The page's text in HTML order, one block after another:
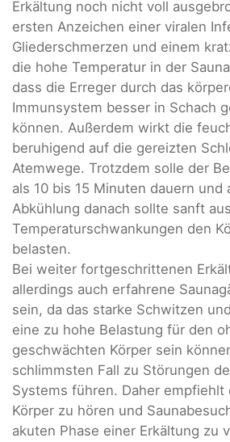
Erkältung noch nicht voll
ersten Anzeichen einer viralen
Gliederschmerzen und einem
die hohe Temperatur in der
dass die Erreger durch das
Immunsystem besser in Schach
können. Außerdem wirkt die
beruhigend auf die gereizten
Atemwege. Trotzdem solle der
als 10 bis 15 Minuten dauern und
Abkühlung danach sollte sanft
Temperaturschwankungen den
belasten.
Bei weiter fortgeschrittenen
allerdings auch erfahrene
sein, da das starke Schwitzen
eine zu hohe Belastung für den
geschwächten Körper sein
schlimmsten Fall zu Störungen
Systems führen. Daher empfiehlt
Körper zu hören und
akuten Phase einer Erkältung zu